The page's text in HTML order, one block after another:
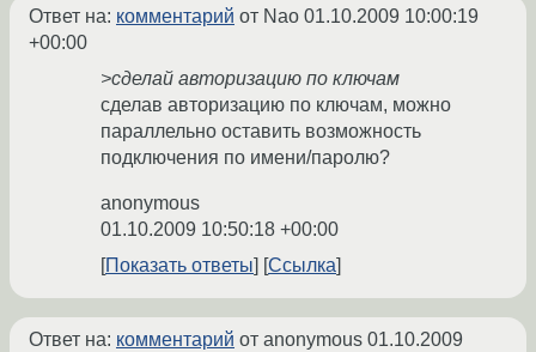
Ответ на: комментарий от Nao 01.10.2009 10:00:19
+00:00
>сделай авторизацию по ключам
сделав авторизацию по ключам, можно
параллельно оставить возможность
подключения по имени/паролю?
anonymous
01.10.2009 10:50:18 +00:00
Показать ответы
Ссылка
Ответ на: комментарий от anonymous 01.10.2009